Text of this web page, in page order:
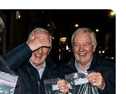
Turf dans le
meeting, Jabalpur reste sur
Avec un engagement
du plafond, il est